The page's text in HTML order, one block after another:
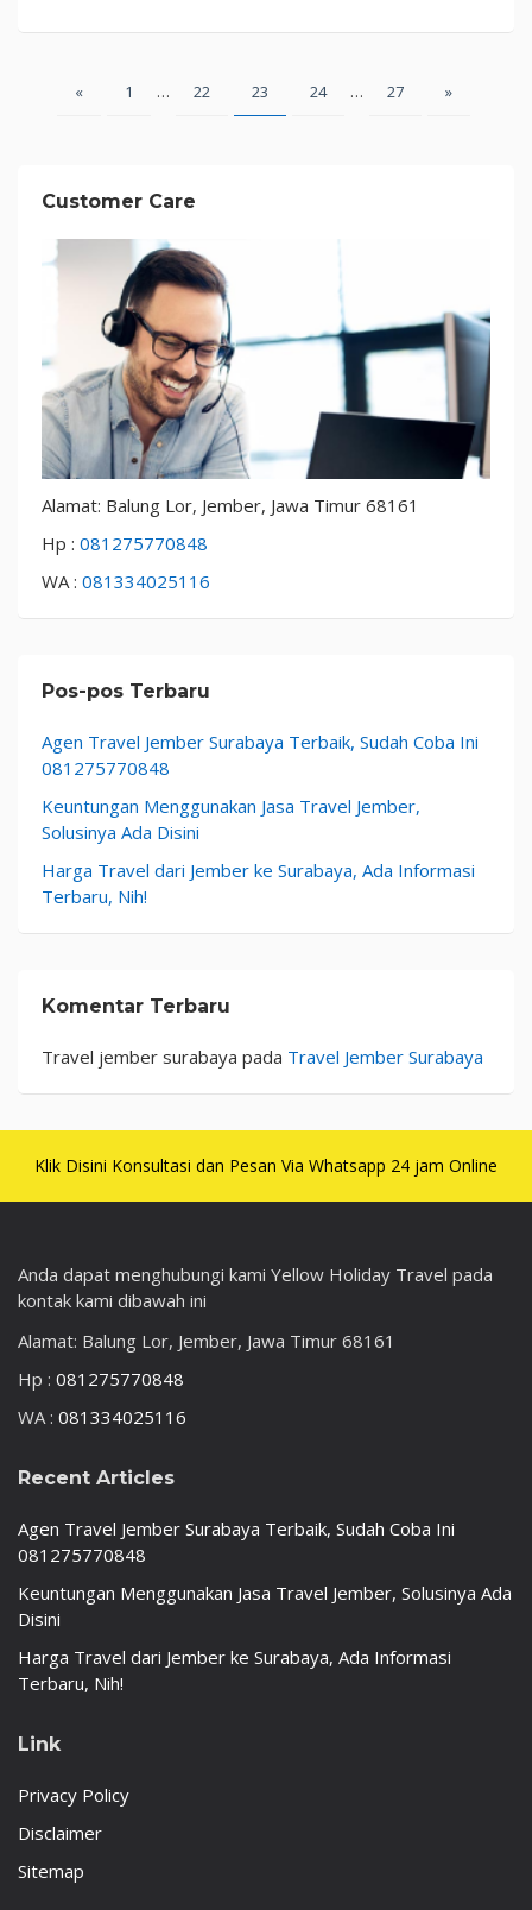
Paginasi
« 1 … 22 23 24 … 27 »
Customer Care
Alamat: Balung Lor, Jember, Jawa Timur 68161
Hp : 081275770848
WA : 081334025116
Pos-pos Terbaru
Agen Travel Jember Surabaya Terbaik, Sudah Coba Ini
081275770848
Keuntungan Menggunakan Jasa Travel Jember,
Solusinya Ada Disini
Harga Travel dari Jember ke Surabaya, Ada Informasi
Terbaru, Nih!
Komentar Terbaru
Travel jember surabaya pada Travel Jember Surabaya
Klik Disini Konsultasi dan Pesan Via Whatsapp 24 jam Online
Anda dapat menghubungi kami Yellow Holiday Travel pada
kontak kami dibawah ini
Alamat: Balung Lor, Jember, Jawa Timur 68161
Hp : 081275770848
WA : 081334025116
Recent Articles
Agen Travel Jember Surabaya Terbaik, Sudah Coba Ini
081275770848
Keuntungan Menggunakan Jasa Travel Jember, Solusinya Ada
Disini
Harga Travel dari Jember ke Surabaya, Ada Informasi
Terbaru, Nih!
Link
Privacy Policy
Disclaimer
Sitemap